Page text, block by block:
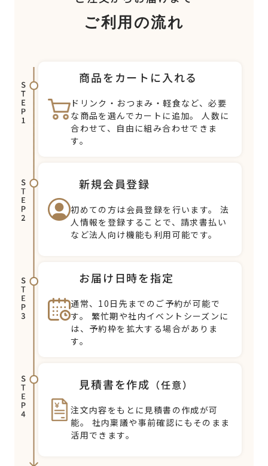
ご利用の流れ
商品をカートに入れる
ドリンク・おつまみ・軽食など、必要
な商品を選んでカートに追加。
人数に
合わせて、自由に組み合わせできま
す。
新規会員登録
初めての方は会員登録を行います。
法
人情報を登録することで、請求書払い
など法人向け機能も利用可能です。
お届け日時を指定
通常、10日先までのご予約が可能で
す。
繁忙期や社内イベントシーズンに
は、予約枠を拡大する場合がありま
す。
見積書を作成 （任意）
注文内容をもとに見積書の作成が可
能。
社内稟議や事前確認にもそのまま
活用できます。